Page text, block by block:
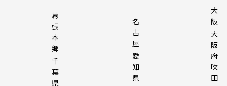
幕
張
本
郷
千
葉
県
名
古
屋
愛
知
県
大
阪
大
阪
府
吹
田